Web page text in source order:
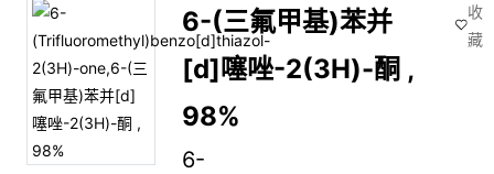
6-(三氟甲基)苯并
[d]噻唑-2(3H)-酮 ,
98%
6-
收
藏